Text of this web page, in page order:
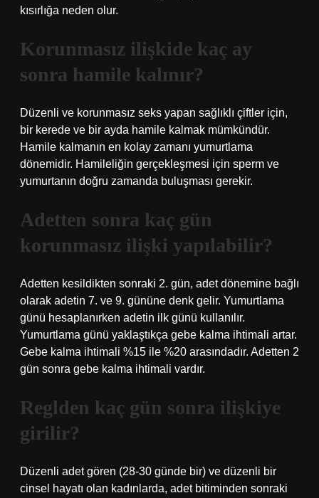
kısırlığa neden olur.
Korunmasız ilişkide kaç ay
sonra hamile kalınır?
Düzenli ve korunmasız seks yapan sağlıklı çiftler için,
bir kerede ve bir ayda hamile kalmak mümkündür.
Hamile kalmanın en kolay zamanı yumurtlama
dönemidir. Hamileliğin gerçekleşmesi için sperm ve
yumurtanın doğru zamanda buluşması gerekir.
Adetten sonra kaç gün
korunmasız ilişki yapılabilir?
Adetten kesildikten sonraki 2. gün, adet dönemine bağlı
olarak adetin 7. ve 9. gününe denk gelir. Yumurtlama
günü hesaplanırken adetin ilk günü kullanılır.
Yumurtlama günü yaklaştıkça gebe kalma ihtimali artar.
Gebe kalma ihtimali %15 ile %20 arasındadır. Adetten 2
gün sonra gebe kalma ihtimali vardır.
Reglden kaç gün sonra ilişkiye
girilir?
Düzenli adet gören (28-30 günde bir) ve düzenli bir
cinsel hayatı olan kadınlarda, adet bitiminden sonraki